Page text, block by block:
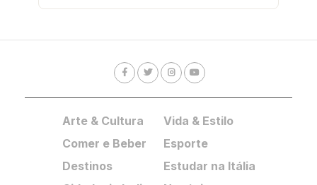
Arte & Cultura
Comer e Beber
Destinos
Vida & Estilo
Esporte
Estudar na Itália